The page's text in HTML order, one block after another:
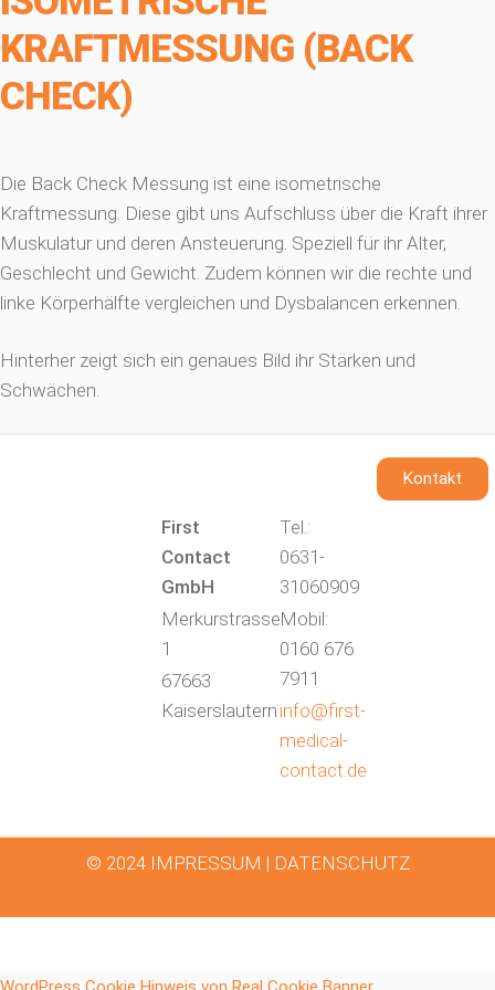
KRAFTMESSUNG (BACK
CHECK)
Die Back Check Messung ist eine isometrische
Kraftmessung. Diese gibt uns Aufschluss über die Kraft ihrer
Muskulatur und deren Ansteuerung. Speziell für ihr Alter,
Geschlecht und Gewicht. Zudem können wir die rechte und
linke Körperhälfte vergleichen und Dysbalancen erkennen.
Hinterher zeigt sich ein genaues Bild ihr Stärken und
Schwächen.
First
Contact
GmbH
Merkurstrasse
1
67663
Kaiserslautern
Tel.:
0631-
31060909
Mobil:
0160 676
7911
info@first-
medical-
contact.de
Kontakt
© 2024 IMPRESSUM | DATENSCHUTZ